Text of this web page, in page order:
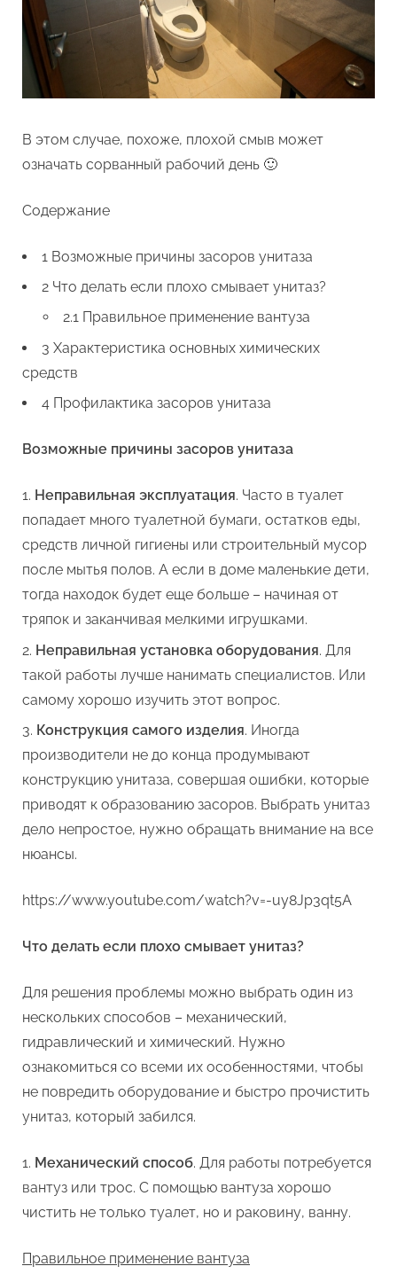
В этом случае, похоже, плохой смыв может
означать сорванный рабочий день 🙂
Содержание
1 Возможные причины засоров унитаза
2 Что делать если плохо смывает унитаз?
2.1 Правильное применение вантуза
3 Характеристика основных химических
средств
4 Профилактика засоров унитаза
Возможные причины засоров унитаза
Неправильная эксплуатация. Часто в туалет
попадает много туалетной бумаги, остатков еды,
средств личной гигиены или строительный мусор
после мытья полов. А если в доме маленькие дети,
тогда находок будет еще больше – начиная от
тряпок и заканчивая мелкими игрушками.
Неправильная установка оборудования. Для
такой работы лучше нанимать специалистов. Или
самому хорошо изучить этот вопрос.
Конструкция самого изделия. Иногда
производители не до конца продумывают
конструкцию унитаза, совершая ошибки, которые
приводят к образованию засоров. Выбрать унитаз
дело непростое, нужно обращать внимание на все
нюансы.
https://www.youtube.com/watch?v=-uy8Jp3qt5A
Что делать если плохо смывает унитаз?
Для решения проблемы можно выбрать один из
нескольких способов – механический,
гидравлический и химический. Нужно
ознакомиться со всеми их особенностями, чтобы
не повредить оборудование и быстро прочистить
унитаз, который забился.
Механический способ. Для работы потребуется
вантуз или трос. С помощью вантуза хорошо
чистить не только туалет, но и раковину, ванну.
Правильное применение вантуза